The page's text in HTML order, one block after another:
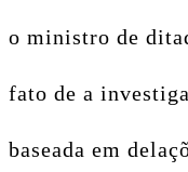
o ministro de
fato de a
baseada em